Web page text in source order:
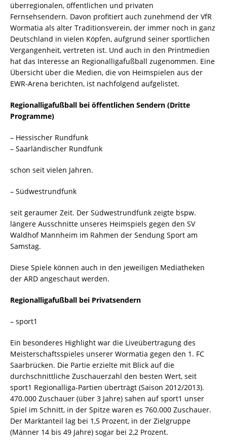
überregionalen, öffentlichen und privaten
Fernsehsendern. Davon profitiert auch zunehmend der VfR
Wormatia als alter Traditionsverein, der immer noch in ganz
Deutschland in vielen Köpfen, aufgrund seiner sportlichen
Vergangenheit, vertreten ist. Und auch in den Printmedien
hat das Interesse an Regionalligafußball zugenommen. Eine
Übersicht über die Medien, die von Heimspielen aus der
EWR-Arena berichten, ist nachfolgend aufgelistet.
Regionalligafußball bei öffentlichen Sendern (Dritte
Programme)
– Hessischer Rundfunk
– Saarländischer Rundfunk
schon seit vielen Jahren.
– Südwestrundfunk
seit geraumer Zeit. Der Südwestrundfunk zeigte bspw.
längere Ausschnitte unseres Heimspiels gegen den SV
Waldhof Mannheim im Rahmen der Sendung Sport am
Samstag.
Diese Spiele können auch in den jeweiligen Mediatheken
der ARD angeschaut werden.
Regionalligafußball bei Privatsendern
– sport1
Ein besonderes Highlight war die Liveübertragung des
Meisterschaftsspieles unserer Wormatia gegen den 1. FC
Saarbrücken. Die Partie erzielte mit Blick auf die
durchschnittliche Zuschauerzahl den besten Wert, seit
sport1 Regionalliga-Partien überträgt (Saison 2012/2013).
470.000 Zuschauer (über 3 Jahre) sahen auf sport1 unser
Spiel im Schnitt, in der Spitze waren es 760.000 Zuschauer.
Der Marktanteil lag bei 1,5 Prozent, in der Zielgruppe
(Männer 14 bis 49 Jahre) sogar bei 2,2 Prozent.